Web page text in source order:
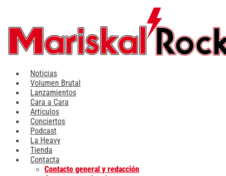
contenido
Noticias
Volumen Brutal
Lanzamientos
Cara a Cara
Artículos
Conciertos
Podcast
La Heavy
Tienda
Contacta
Contacto general y redacción